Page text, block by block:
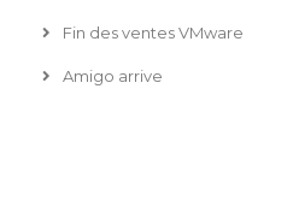
Fin des ventes VMware
Amigo arrive